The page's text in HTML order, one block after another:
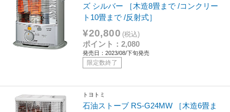
ズ シルバー ［木造8畳まで /コンクリー
ト10畳まで /反射式］
¥20,800 (税込)
ポイント：2,080
発売日：2023/08/下旬発売
限定数終了
トヨトミ
石油ストーブ RS-G24MW ［木造6畳ま